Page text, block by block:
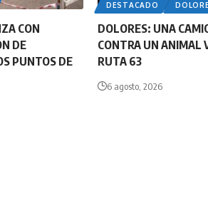
CON
DE
PUNTOS DE
DESTACADO
DOLORES: UNA
CONTRA UN ANIMAL
RUTA 63
6 agosto, 2026